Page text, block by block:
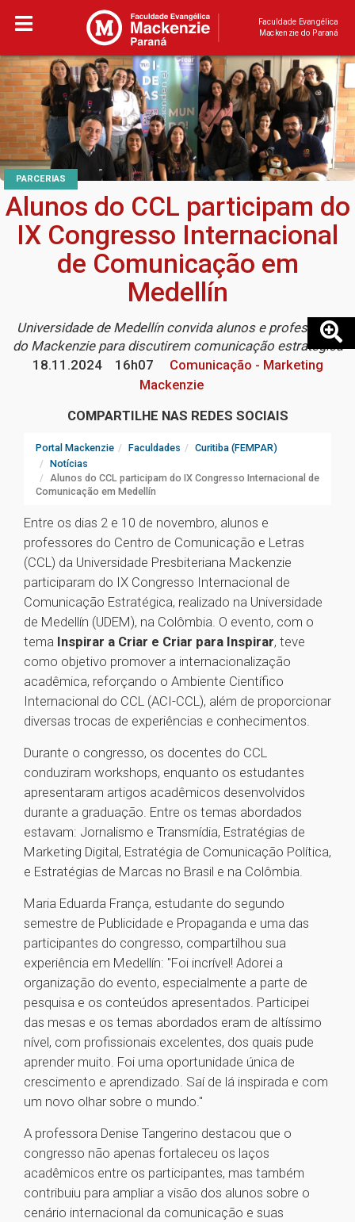
Faculdade Evangélica
Mackenzie do Paraná
PARCERIAS
Alunos do CCL participam do
IX Congresso Internacional
de Comunicação em
Medellín
Universidade de Medellín convida alunos e professores
do Mackenzie para discutirem comunicação estratégica
18.11.2024
16h07
Comunicação - Marketing
Mackenzie
COMPARTILHE NAS REDES SOCIAIS
Portal Mackenzie Faculdades
Curitiba (FEMPAR)
Notícias
Alunos do CCL participam do IX Congresso Internacional de
Comunicação em Medellín
Entre os dias 2 e 10 de novembro, alunos e
professores do Centro de Comunicação e Letras
(CCL) da Universidade Presbiteriana Mackenzie
participaram do IX Congresso Internacional de
Comunicação Estratégica, realizado na Universidade
de Medellín (UDEM), na Colômbia. O evento, com o
tema Inspirar a Criar e Criar para Inspirar, teve
como objetivo promover a internacionalização
acadêmica, reforçando o Ambiente Científico
Internacional do CCL (ACI-CCL), além de proporcionar
diversas trocas de experiências e conhecimentos.
Durante o congresso, os docentes do CCL
conduziram workshops, enquanto os estudantes
apresentaram artigos acadêmicos desenvolvidos
durante a graduação. Entre os temas abordados
estavam: Jornalismo e Transmídia, Estratégias de
Marketing Digital, Estratégia de Comunicação Política,
e Estratégias de Marcas no Brasil e na Colômbia.
Maria Eduarda França, estudante do segundo
semestre de Publicidade e Propaganda e uma das
participantes do congresso, compartilhou sua
experiência em Medellín: "Foi incrível! Adorei a
organização do evento, especialmente a parte de
pesquisa e os conteúdos apresentados. Participei
das mesas e os temas abordados eram de altíssimo
nível, com profissionais excelentes, dos quais pude
aprender muito. Foi uma oportunidade única de
crescimento e aprendizado. Saí de lá inspirada e com
um novo olhar sobre o mundo."
A professora Denise Tangerino destacou que o
congresso não apenas fortaleceu os laços
acadêmicos entre os participantes, mas também
contribuiu para ampliar a visão dos alunos sobre o
cenário internacional da comunicação e suas